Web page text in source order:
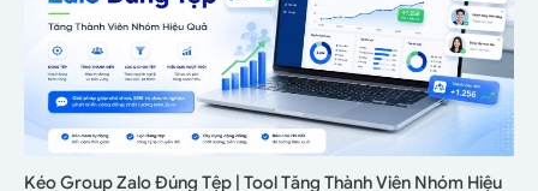
Kéo Group Zalo Đúng Tệp | Tool Tăng Thành Viên Nhóm Hiệu